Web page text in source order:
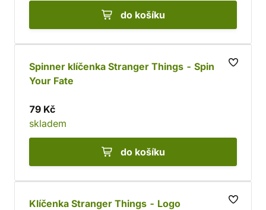
do košíku
Spinner klíčenka Stranger Things - Spin
Your Fate
79 Kč
skladem
do košíku
Klíčenka Stranger Things - Logo